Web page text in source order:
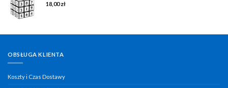
18,00zł
OBSŁUGA KLIENTA
Koszty i Czas Dostawy